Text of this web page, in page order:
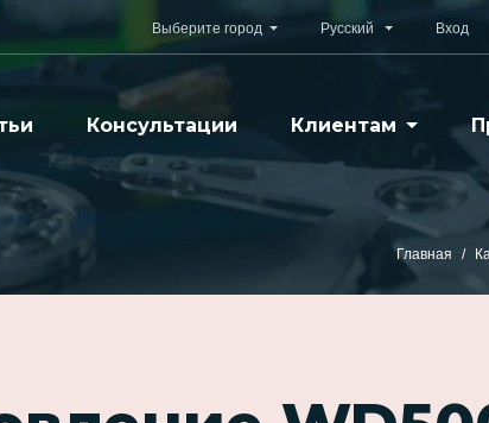
Консультации Клиентам
Выберите город Русский Вход
Главная